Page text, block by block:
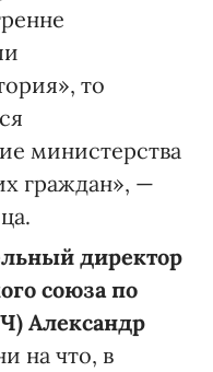
то
министерства
граждан», —
директор
союза по
Александр
на что, в